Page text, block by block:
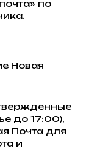
по
Новая
до 17:00),
Почта для
и